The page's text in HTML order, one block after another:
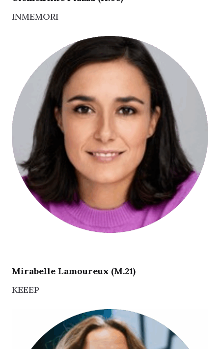
INMEMORI
Mirabelle Lamoureux (M.21)
KEEEP